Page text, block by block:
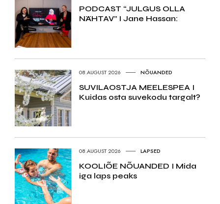
PODCAST “JULGUS OLLA
NÄHTAV” I Jane Hassan:
08.AUGUST 2026 NÕUANDED
SUVILAOSTJA MEELESPEA I
Kuidas osta suvekodu targalt?
08.AUGUST 2026 LAPSED
KOOLIÕE NÕUANDED I Mida
iga laps peaks